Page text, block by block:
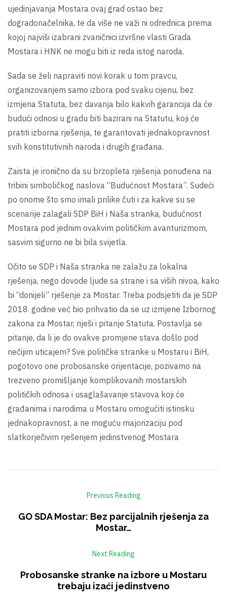
ujedinjavanja Mostara ovaj grad ostao bez
dogradonačelnika, te da više ne važi ni odrednica prema
kojoj najviši izabrani zvaničnici izvršne vlasti Grada
Mostara i HNK ne mogu biti iz reda istog naroda.
Sada se želi napraviti novi korak u tom pravcu,
organizovanjem samo izbora pod svaku cijenu, bez
izmjena Statuta, bez davanja bilo kakvih garancija da će
budući odnosi u gradu biti bazirani na Statutu, koji će
pratiti izborna rješenja, te garantovati jednakopravnost
svih konstitutivnih naroda i drugih građana.
Zaista je ironično da su brzopleta rješenja ponuđena na
tribini simboličkog naslova “Budućnost Mostara”. Sudeći
po onome što smo imali prilike čuti i za kakve su se
scenarije zalagali SDP BiH i Naša stranka, budućnost
Mostara pod jednim ovakvim političkim avanturizmom,
sasvim sigurno ne bi bila svijetla.
Očito se SDP i Naša stranka ne zalažu za lokalna
rješenja, nego dovode ljude sa strane i sa viših nivoa, kako
bi “donijeli” rješenje za Mostar. Treba podsjetiti da je SDP
2018. godine već bio prihvatio da se uz izmjene Izbornog
zakona za Mostar, riješi i pitanje Statuta. Postavlja se
pitanje, da li je do ovakve promjene stava došlo pod
nečijim uticajem? Sve političke stranke u Mostaru i BiH,
pogotovo one probosanske orijentacije, pozivamo na
trezveno promišljanje komplikovanih mostarskih
političkih odnosa i usaglašavanje stavova koji će
građanima i narodima u Mostaru omogućiti istinsku
jednakopravnost, a ne moguću majorizaciju pod
slatkorječivim rješenjem jedinstvenog Mostara
Previous Reading
GO SDA Mostar: Bez parcijalnih rješenja za
Mostar…
Next Reading
Probosanske stranke na izbore u Mostaru
trebaju izaći jedinstveno